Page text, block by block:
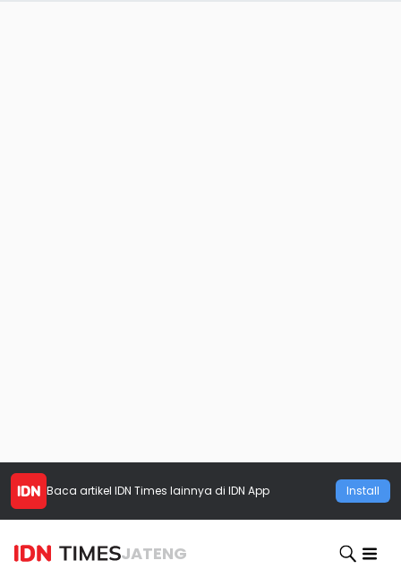
Baca artikel IDN Times lainnya di IDN App Install
JATENG